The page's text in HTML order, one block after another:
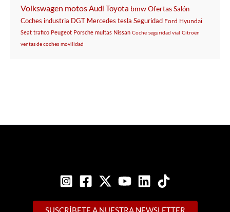
Volkswagen motosAudi Toyota bmwOfertasSalón
Coches industria DGT Mercedes tesla Seguridad Ford Hyundai
Seat trafico Peugeot Porsche multas Nissan Coche seguridad vial Citroën
ventas de coches movilidad